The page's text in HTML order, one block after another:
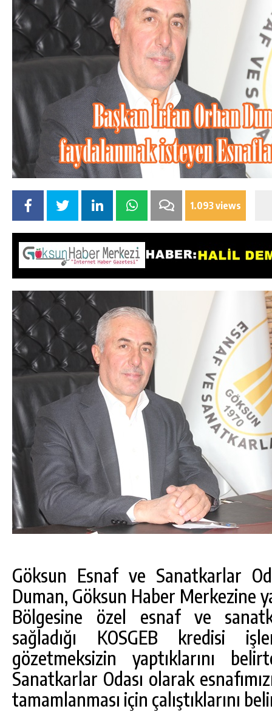
1.093 views
Göksun Esnaf ve Sanatkarlar
Duman, Göksun Haber Merkezine
Bölgesine özel esnaf ve
sağladığı KOSGEB kredisi
gözetmeksizin yaptıklarını
Sanatkarlar Odası olarak
tamamlanması için çalıştıklarını